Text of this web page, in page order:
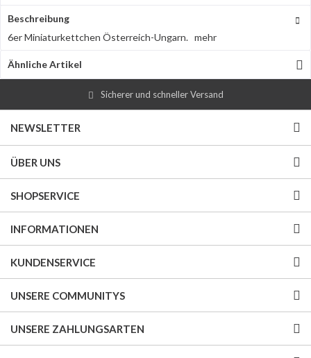
Beschreibung
6er Miniaturkettchen Österreich-Ungarn. mehr
Ähnliche Artikel
Sicherer und schneller Versand
NEWSLETTER
ÜBER UNS
SHOPSERVICE
INFORMATIONEN
KUNDENSERVICE
UNSERE COMMUNITYS
UNSERE ZAHLUNGSARTEN